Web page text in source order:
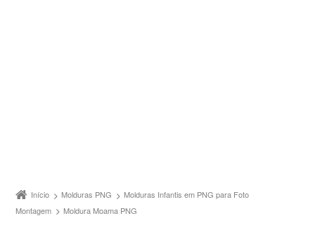
Início Molduras PNG
Molduras Infantis em PNG para Foto
Montagem
Moldura Moama PNG